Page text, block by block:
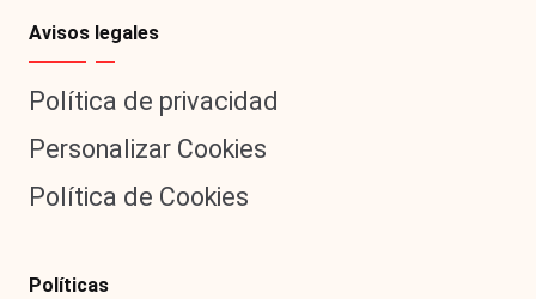
Avisos legales
Política de privacidad
Personalizar Cookies
Política de Cookies
Políticas